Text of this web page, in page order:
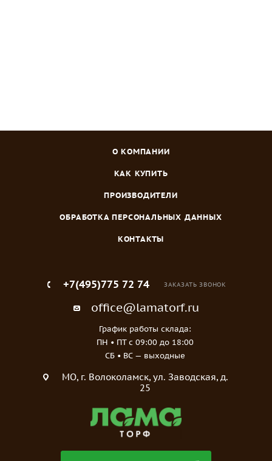
О КОМПАНИИ
КАК КУПИТЬ
ПРОИЗВОДИТЕЛИ
ОБРАБОТКА ПЕРСОНАЛЬНЫХ ДАННЫХ
КОНТАКТЫ
+7(495)775 72 74 ЗАКАЗАТЬ ЗВОНОК
office@lamatorf.ru
График работы склада:
ПН • ПТ c 09:00 до 18:00
СБ • ВС — выходные
МO, г. Волоколамск, ул. Заводская, д.
25